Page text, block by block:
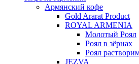
Армянский кофе
Gold Ararat Product
ROYAL ARMENIA
Молотый Роял
Роял в зёрнах
Роял
JEZVA